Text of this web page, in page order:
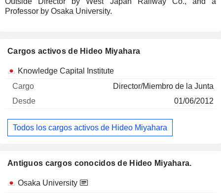
Professor by Osaka University.
Cargos activos de Hideo Miyahara
Empresas Cargo Inicio
Knowledge Capital Institute
Director/Miembro de la Junta
01/06/2012
Todos los cargos activos de Hideo Miyahara
Antiguos cargos conocidos de Hideo Miyahara.
Empresas Cargo Fin
Osaka University